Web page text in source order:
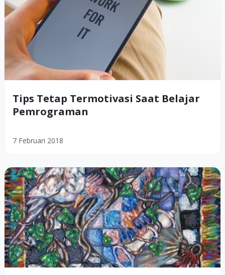
Tips Tetap Termotivasi Saat Belajar
Pemrograman
7 Februari 2018